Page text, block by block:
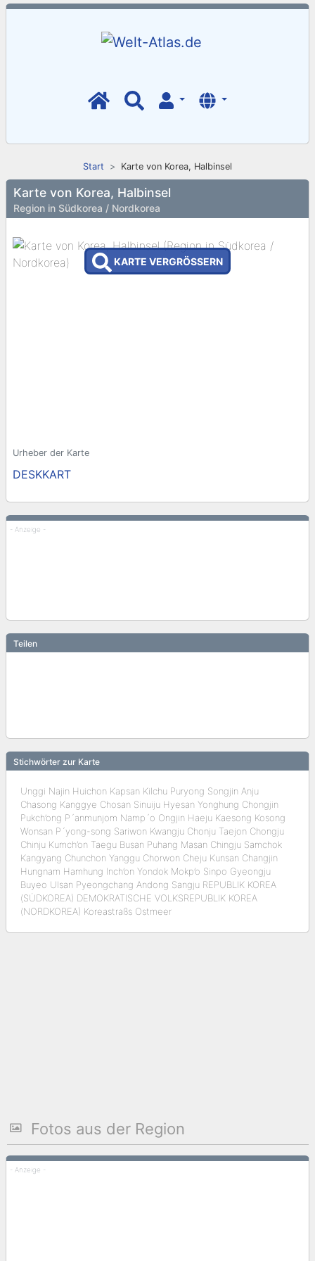
Start Karte von Korea, Halbinsel
Karte von Korea, Halbinsel
Region in Südkorea / Nordkorea
KARTE VERGRÖSSERN
Urheber der Karte
DESKKART
Teilen
- Anzeige -
Stichwörter zur Karte
Unggi Najin Huichon Kapsan Kilchu Puryong Songjin Anju
Chasong Kanggye Chosan Sinuiju Hyesan Yonghung Chongjin
Pukch’ong P´anmunjom Namp´o Ongjin Haeju Kaesong Kosong
Wonsan P´yong-song Sariwon Kwangju Chonju Taejon Chongju
Chinju Kumch’on Taegu Busan Puhang Masan Chingju Samchok
Kangyang Chunchon Yanggu Chorwon Cheju Kunsan Changjin
Hungnam Hamhung Inch’on Yondok Mokp’o Sinpo Gyeongju
Buyeo Ulsan Pyeongchang Andong Sangju REPUBLIK KOREA
(SÜDKOREA) DEMOKRATISCHE VOLKSREPUBLIK KOREA
(NORDKOREA) Koreastraßs Ostmeer
Fotos aus der Region
- Anzeige -